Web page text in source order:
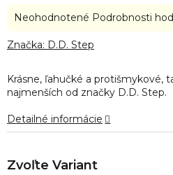
Krásne, ľahučké a protišmykové,
najmenších od značky D.D. Step.
Detailné informácie
Priemerné
produktu
z
5
Neohodnotené Podrobnosti
Značka: D.D. Step